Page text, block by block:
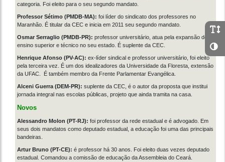
categoria. Foi eleito para o seu segundo mandato.
Professor Sétimo (PMDB-MA): foi líder do sindicato dos professores no
Maranhão. É titular da CEC e inicia em 2011 seu segundo mandato.
Osmar Serraglio (PMDB-PR): professor universitário, atua pela expansão do
ensino superior e técnico no seu estado. É suplente da CEC.
Henrique Afonso (PV-AC): ex-líder sindical e professor universitário, foi eleito
pela terceira vez. É um dos idealizadores da Universidade da Floresta, extensão
da UFAC. É também membro da Frente Parlamentar Evangélica.
Alceni Guerra (DEM-PR): suplente da CEC, é o autor da proposta que institui
jornada integral nas escolas públicas, projeto que ainda tramita na casa.
Novos
Alessandro Molon (PT-RJ): foi professor da rede estadual e é advogado. Em
seus dois mandatos como deputado estadual, a educação foi uma das principais
bandeiras.
Artur Bruno (PT-CE): é professor há 30 anos. Foi eleito duas vezes deputado
estadual. Comandou a comissão de educação da Assembleia do Ceará.